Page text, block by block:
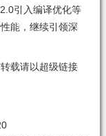
引入编译优化等
能，继续引领深
载请以超级链接